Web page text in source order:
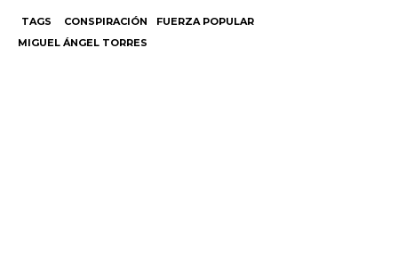
TAGS CONSPIRACIÓN
FUERZA POPULAR
MIGUEL ÁNGEL TORRES